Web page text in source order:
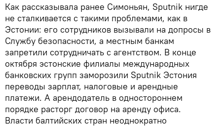
Как рассказывала ранее Симоньян, Sputnik нигде
не сталкивается с такими проблемами, как в
Эстонии: его сотрудников вызывали на допросы в
Службу безопасности, а местным банкам
запретили сотрудничать с агентством. В конце
октября эстонские филиалы международных
банковских групп заморозили Sputnik Эстония
переводы зарплат, налоговые и арендные
платежи. А арендодатель в одностороннем
порядке расторг договор на аренду офиса.
Власти балтийских стран неоднократно